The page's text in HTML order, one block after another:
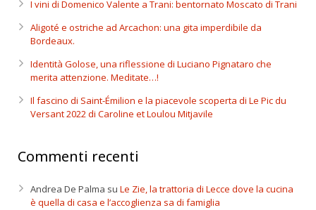
I vini di Domenico Valente a Trani: bentornato Moscato di Trani
Aligoté e ostriche ad Arcachon: una gita imperdibile da
Bordeaux.
Identità Golose, una riflessione di Luciano Pignataro che
merita attenzione. Meditate…!
Il fascino di Saint-Émilion e la piacevole scoperta di Le Pic du
Versant 2022 di Caroline et Loulou Mitjavile
Commenti recenti
Andrea De Palma su Le Zie, la trattoria di Lecce dove la cucina
è quella di casa e l’accoglienza sa di famiglia